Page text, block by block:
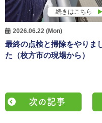
続きはこちら
2026.06.22 (Mon)
最終の点検と掃除をやりま
た（枚方市の現場から）
次の記事